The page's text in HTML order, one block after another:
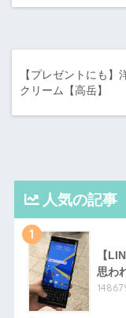
【プレゼントにも
クリーム【高岳】
人気の記事
1
【
思わ